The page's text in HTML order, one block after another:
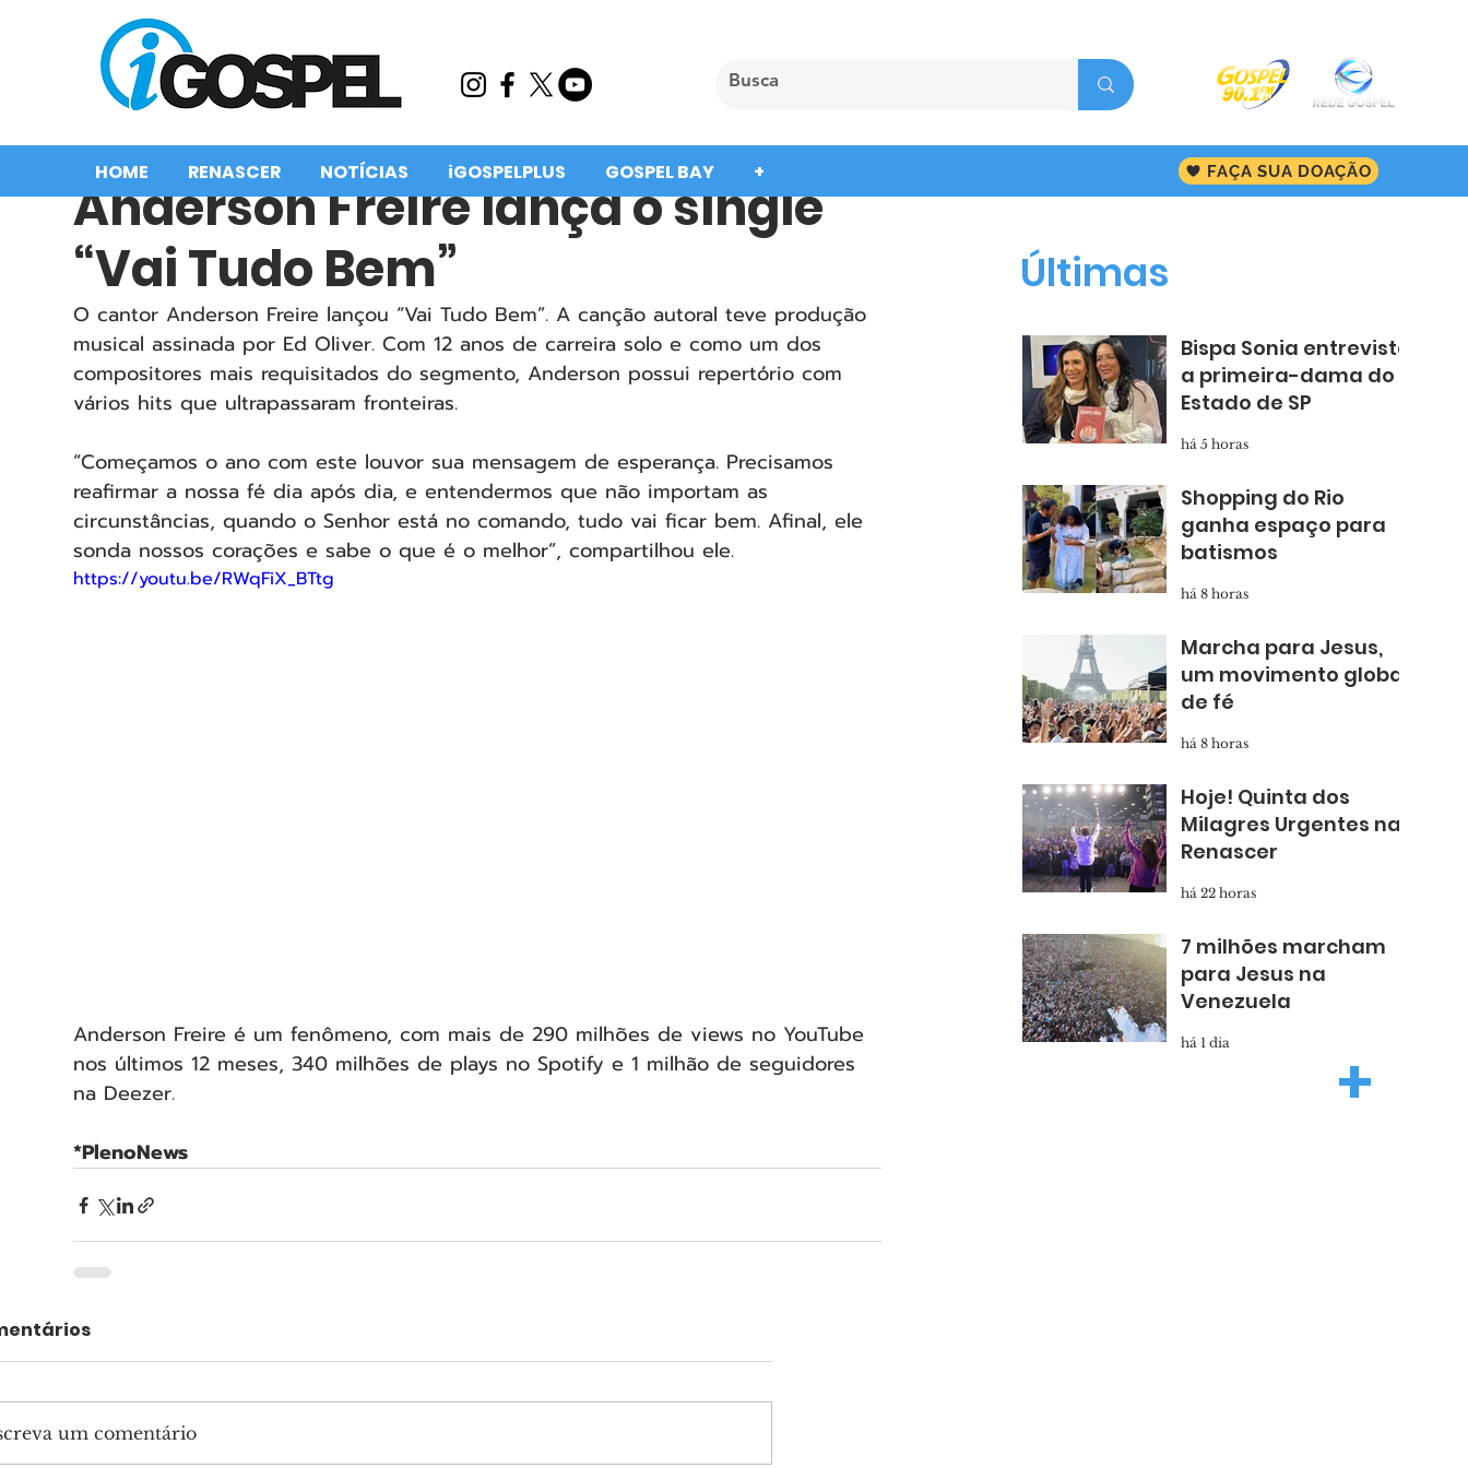
HOME RENASCER NOTÍCIAS iGOSPELPLUS GOSPEL BAY + FAÇA SUA DOAÇÃO
Anderson Freire lança o single
“Vai Tudo Bem”
O cantor Anderson Freire lançou “Vai Tudo Bem”. A canção autoral teve produção
musical assinada por Ed Oliver. Com 12 anos de carreira solo e como um dos
compositores mais requisitados do segmento, Anderson possui repertório com
vários hits que ultrapassaram fronteiras.
“Começamos o ano com este louvor sua mensagem de esperança. Precisamos
reafirmar a nossa fé dia após dia, e entendermos que não importam as
circunstâncias, quando o Senhor está no comando, tudo vai ficar bem. Afinal, ele
sonda nossos corações e sabe o que é o melhor”, compartilhou ele.
https://youtu.be/RWqFiX_BTtg
Anderson Freire é um fenômeno, com mais de 290 milhões de views no YouTube
nos últimos 12 meses, 340 milhões de plays no Spotify e 1 milhão de seguidores
na Deezer.
*PlenoNews
um comentário
Bispa Sonia entrevista
a primeira-dama do
Estado de SP
há 5 horas
Shopping do Rio
ganha espaço para
batismos
há 8 horas
Marcha para Jesus,
um movimento global
de fé
há 8 horas
Hoje! Quinta dos
Milagres Urgentes na
Renascer
há 22 horas
7 milhões marcham
para Jesus na
Venezuela
há 1 dia
Últimas
+